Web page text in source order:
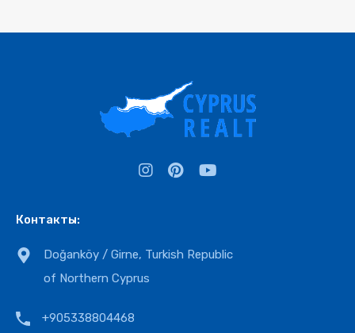
Контакты:
Doğanköy / Girne, Turkish Republic
of Northern Cyprus
+905338804468